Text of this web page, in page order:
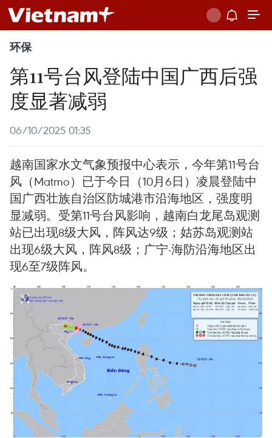
环保
第11号台风登陆中国广西后强
度显著减弱
06/10/2025 01:35
越南国家水文气象预报中心表示，今年第11号台
风（Matmo）已于今日（10月6日）凌晨登陆中
国广西壮族自治区防城港市沿海地区，强度明
显减弱。受第11号台风影响，越南白龙尾岛观测
站已出现8级大风，阵风达9级；姑苏岛观测站
出现6级大风，阵风8级；广宁-海防沿海地区出
现6至7级阵风。